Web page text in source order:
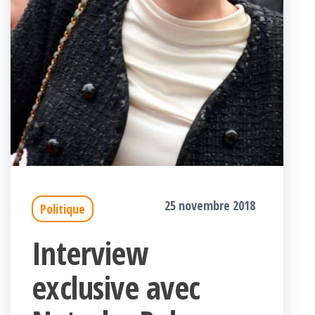
Politique 25 novembre 2018
Interview
exclusive avec